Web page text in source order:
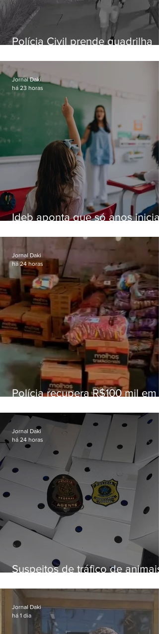
Polícia Civil prende quadrilha
residências de luxo no Rio
Ideb aponta que só anos
educação
Jornal Daki
há 23 horas
Polícia recupera R$100 mil em
Fluminense
Jornal Daki
há 24 horas
Suspeitos de tráfico de animais
aves
Jornal Daki
há 24 horas
Jornal Daki
há 1 dia